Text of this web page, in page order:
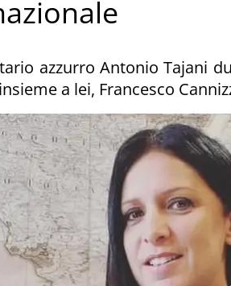
azzurro Antonio Tajani
a lei, Francesco